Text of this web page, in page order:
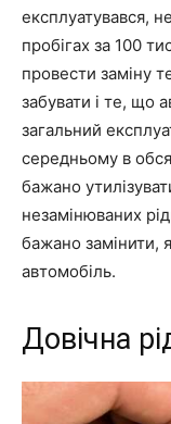
експлуатувався,
пробігах за 100
провести заміну
забувати і те, що
загальний
середньому в
бажано
незамінюваних
бажано замінити,
автомобіль.
Довічна